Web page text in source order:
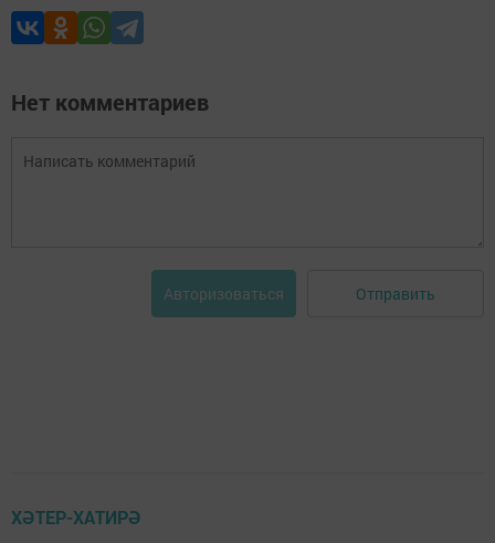
Нет комментариев
Авторизоваться Отправить
ХӘТЕР-ХАТИРӘ